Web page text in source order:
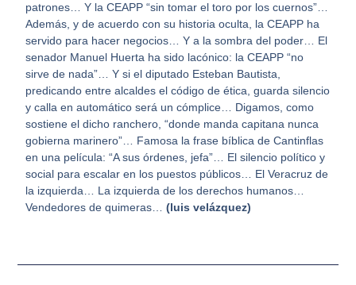
patrones… Y la CEAPP “sin tomar el toro por los cuernos”…
Además, y de acuerdo con su historia oculta, la CEAPP ha
servido para hacer negocios… Y a la sombra del poder… El
senador Manuel Huerta ha sido lacónico: la CEAPP “no
sirve de nada”… Y si el diputado Esteban Bautista,
predicando entre alcaldes el código de ética, guarda silencio
y calla en automático será un cómplice… Digamos, como
sostiene el dicho ranchero, “donde manda capitana nunca
gobierna marinero”… Famosa la frase bíblica de Cantinflas
en una película: “A sus órdenes, jefa”… El silencio político y
social para escalar en los puestos públicos… El Veracruz de
la izquierda… La izquierda de los derechos humanos…
Vendedores de quimeras…(luis velázquez)